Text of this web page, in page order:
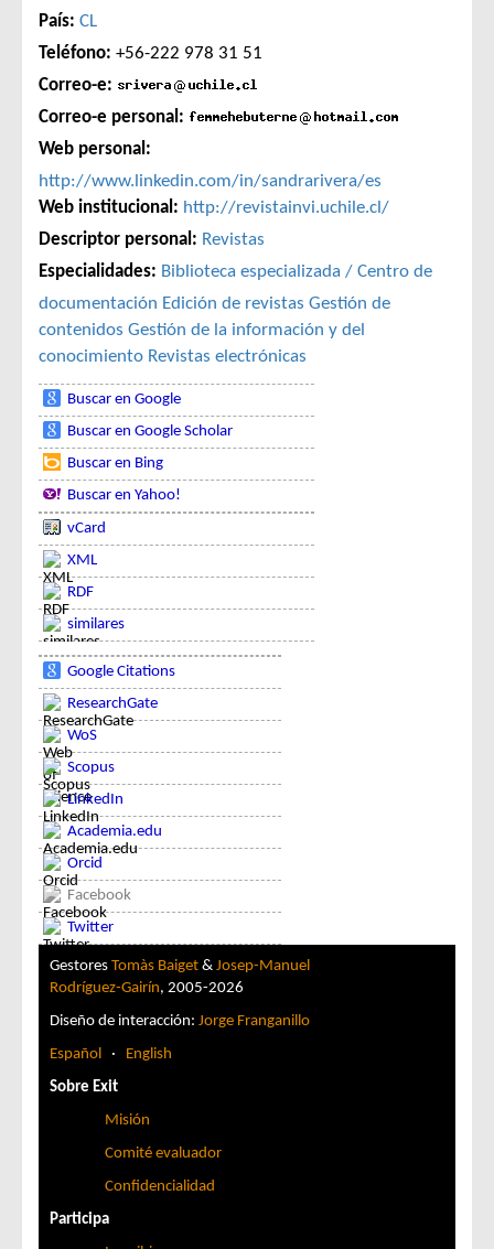
País: CL
Teléfono: +56-222 978 31 51
Correo-e:
Correo-e personal:
Web personal:
http://www.linkedin.com/in/sandrarivera/es
Web institucional: http://revistainvi.uchile.cl/
Descriptor personal: Revistas
Especialidades: Biblioteca especializada / Centro de
documentación Edición de revistas Gestión de
contenidos Gestión de la información y del
conocimiento Revistas electrónicas
Buscar en Google
Buscar en Google Scholar
Buscar en Bing
Buscar en Yahoo!
vCard
XML
RDF
similares
Google Citations
ResearchGate
WoS
Scopus
LinkedIn
Academia.edu
Orcid
Facebook
Twitter
Gestores Tomàs Baiget & Josep-Manuel
Rodríguez-Gairín, 2005-2026
Diseño de interacción: Jorge Franganillo
Español · English
Sobre Exit
Misión
Comité evaluador
Confidencialidad
Participa